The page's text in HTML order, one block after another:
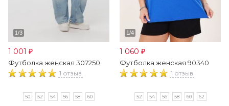
1 001 ₽
Футболка женская 307250
1 отзыв
50 52 54 56 58 60
1 060 ₽
Футболка женская 90340
1 отзыв
52 54 56 58 60 62